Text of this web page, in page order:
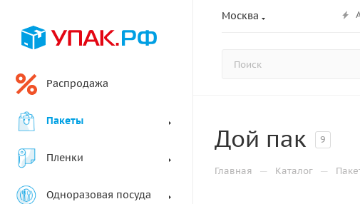
Москва
Распродажа
Пакеты
Пленки
Одноразовая посуда
Дой пак 9
Главная — Каталог —